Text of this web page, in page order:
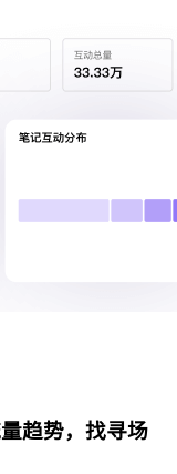
趋势，找寻场